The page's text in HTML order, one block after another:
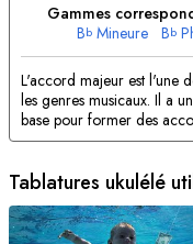
Gammes
Bb Mineure Bb
L'accord majeur est l'une
les genres musicaux. Il a
base pour former des
Tablatures ukulélé